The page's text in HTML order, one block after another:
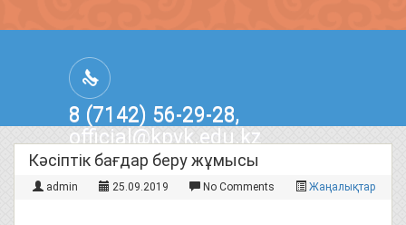
8 (7142) 56-29-28,
official@kpvk.edu.kz
г.Костанай, Проспект Кобыланды
Батыра, 3
Кәсіптік бағдар беру жұмысы
admin 25.09.2019 No Comments Жаңалықтар